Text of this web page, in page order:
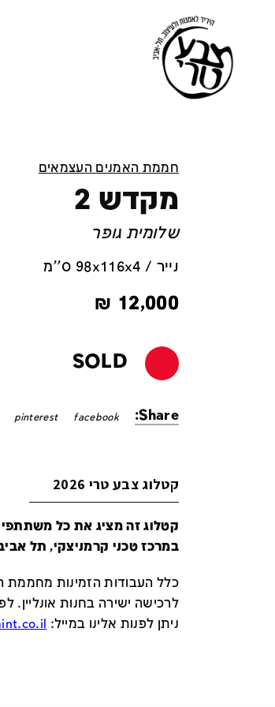
חממת האמנים העצמאים
מקדש 2
שלומית גופר
נייר / 98x116x4 ס''מ
12,000
₪
SOLD
Share:
facebook
pinterest
קטלוג צבע טרי 2026
במרכז טכני קרמניצקי, תל אביב, בין
כלל העבודות הזמינות מחממת
לרכישה ישירה בחנות אונליין.
ניתן לפנות אלינו במייל: